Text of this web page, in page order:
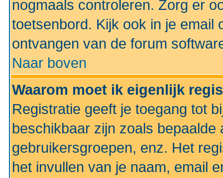
nogmaals controleren. Zorg er
toetsenbord. Kijk ook in je email
ontvangen van de forum
Naar boven
Waarom moet ik eigenlijk
Registratie geeft je toegang tot
beschikbaar zijn zoals
gebruikersgroepen, enz. Het
het invullen van je naam, email